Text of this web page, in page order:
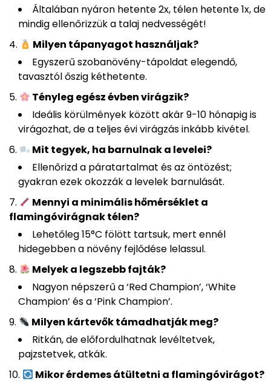
Általában nyáron hetente 2x, télen hetente 1x, de
mindig ellenőrizzük a talaj nedvességét!
Milyen tápanyagot használjak?
Egyszerű szobanövény-tápoldat elegendő,
tavasztól őszig kéthetente.
Tényleg egész évben virágzik?
Ideális körülmények között akár 9-10 hónapig is
virágozhat, de a teljes évi virágzás inkább kivétel.
Mit tegyek, ha barnulnak a levelei?
Ellenőrizd a páratartalmat és az öntözést;
gyakran ezek okozzák a levelek barnulását.
Mennyi a minimális hőmérséklet a
flamingóvirágnak télen?
Lehetőleg 15°C fölött tartsuk, mert ennél
hidegebben a növény fejlődése lelassul.
Melyek a legszebb fajták?
Nagyon népszerű a ‘Red Champion’, ‘White
Champion’ és a ‘Pink Champion’.
Milyen kártevők támadhatják meg?
Ritkán, de előfordulhatnak levéltetvek,
pajzstetvek, atkák.
Mikor érdemes átültetni a flamingóvirágot?